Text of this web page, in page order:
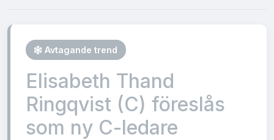
Avtagande trend
Elisabeth Thand
Ringqvist (C) föreslås
som ny C-ledare